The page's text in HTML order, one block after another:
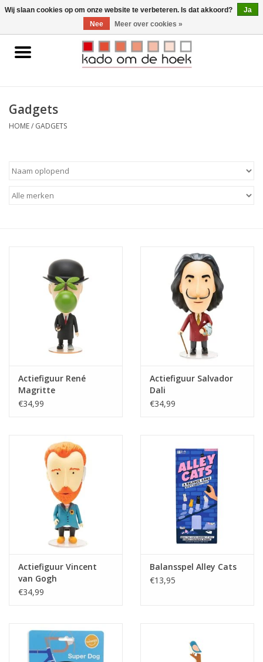
0 Artikelen - €0,00
Home
Gadgets
Gadgets
HOME/ GADGETS
Actiefiguur René
Magritte
€34,99
Actiefiguur Salvador
Dali
€34,99
Actiefiguur Vincent
van Gogh
€34,99
Balansspel Alley Cats
€13,95
Wij slaan cookies op om onze website te verbeteren. Is dat akkoord?
Ja
Nee
Meer over cookies »